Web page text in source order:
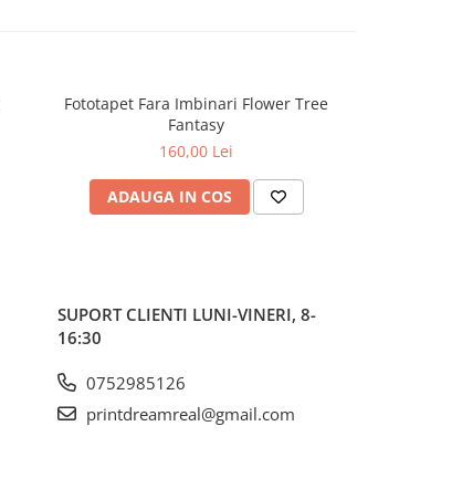
Fototapet Fara Imbinari Flower Tree
Fantasy
160,00 Lei
ADAUGA IN COS
SUPORT CLIENTI LUNI-VINERI, 8-
16:30
0752985126
printdreamreal@gmail.com